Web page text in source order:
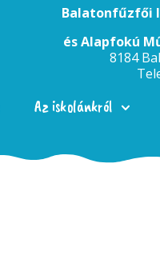
Balatonfűzfői
és Alapfokú
8184
Az iskolánkról